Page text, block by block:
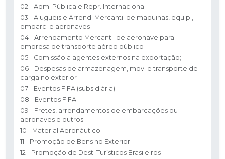
02 - Adm. Pública e Repr. Internacional
03 - Alugueis e Arrend. Mercantil de maquinas, equip.,
embarc. e aeronaves
04 - Arrendamento Mercantil de aeronave para
empresa de transporte aéreo público
05 - Comissão a agentes externos na exportação;
06 - Despesas de armazenagem, mov. e transporte de
carga no exterior
07 - Eventos FIFA (subsidiária)
08 - Eventos FIFA
09 - Fretes, arrendamentos de embarcações ou
aeronaves e outros
10 - Material Aeronáutico
11 - Promoção de Bens no Exterior
12 - Promoção de Dest. Turísticos Brasileiros